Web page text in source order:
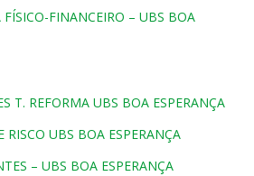
FINANCEIRO – UBS BOA
T. REFORMA UBS BOA ESPERANÇA
RISCO UBS BOA ESPERANÇA
– UBS BOA ESPERANÇA